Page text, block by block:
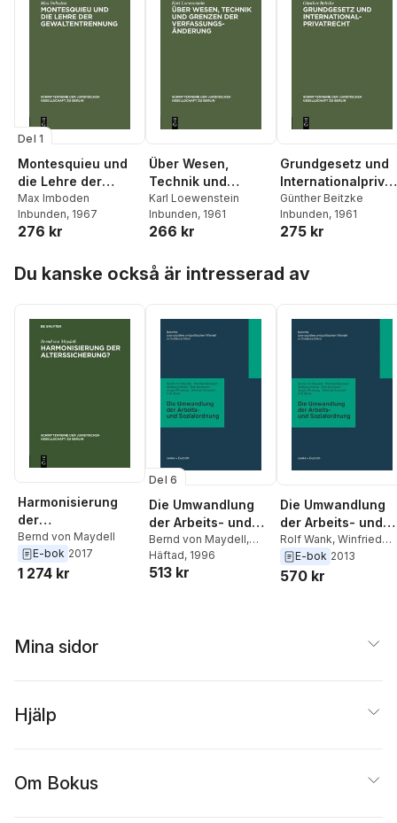
Del 1
Montesquieu und
die Lehre der
Gewaltentrennung
Max Imboden
Inbunden, 1967
276 kr
Über Wesen,
Technik und
Grenzen der
Verfassungsänder
ung
Karl Loewenstein
Inbunden, 1961
266 kr
Grundgesetz und
echt
Günther Beitzke
Inbunden, 1961
275 kr
Du kanske också är intresserad av
Harmonisierung
der
Alterssicherung?
Bernd von Maydell
E-bok 2017
1 274 kr
Del 6
Die Umwandlung
der Arbeits- und
Sozialordnung
Bernd von Maydell,
Winfried Boecken
Wolfgang Heine
Häftad, 1996
513 kr
Die Umwandlung
der Arbeits- und
Sozialordnung
Rolf Wank, Winfried
Schmahl, Jurgen
Pawelzig
E-bok 2013
570 kr
Mina sidor
Hjälp
Om Bokus